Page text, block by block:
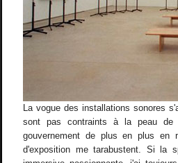
La vogue des installations sonores
sont pas contraints à la peau de
gouvernement de plus en plus en
d'exposition me tarabustent. Si la